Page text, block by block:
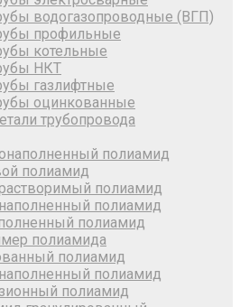
водогазопроводные (ВГП)
профильные
котельные
НКТ
газлифтные
оцинкованные
трубопровода
полиамид
полиамид
полиамид
полиамид
полиамид
полиамида
полиамид
полиамид
полиамид